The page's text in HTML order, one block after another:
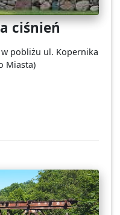
ciśnień
pobliżu ul. Kopernika
Miasta)